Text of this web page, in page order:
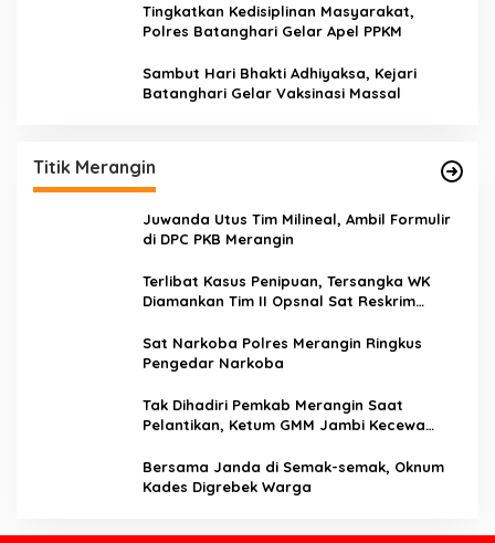
Tingkatkan Kedisiplinan Masyarakat,
Polres Batanghari Gelar Apel PPKM
Sambut Hari Bhakti Adhiyaksa, Kejari
Batanghari Gelar Vaksinasi Massal
Titik Merangin
Juwanda Utus Tim Milineal, Ambil Formulir
di DPC PKB Merangin
Terlibat Kasus Penipuan, Tersangka WK
Diamankan Tim II Opsnal Sat Reskrim
Sat Narkoba Polres Merangin Ringkus
Pengedar Narkoba
Tak Dihadiri Pemkab Merangin Saat
Pelantikan, Ketum GMM Jambi Kecewa
Bersama Janda di Semak-semak, Oknum
Kades Digrebek Warga